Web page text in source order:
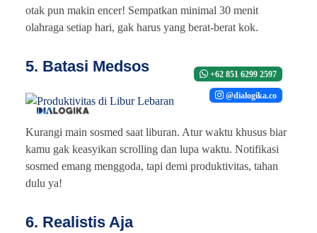
otak pun makin encer! Sempatkan minimal 30 menit
olahraga setiap hari, gak harus yang berat-berat kok.
5. Batasi Medsos +62 851 6299 2597
@dialogika.co
Kurangi main sosmed saat liburan. Atur waktu khusus biar
kamu gak keasyikan scrolling dan lupa waktu. Notifikasi
sosmed emang menggoda, tapi demi produktivitas, tahan
dulu ya!
6. Realistis Aja